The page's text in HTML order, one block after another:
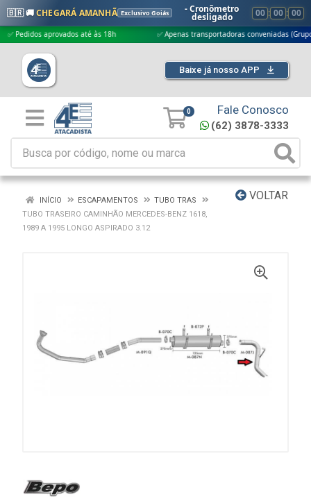
🇧🇷 🚚CHEGARÁ AMANHÃ Exclusivo Goiás - Cronômetro
desligado 00 : 00 : 00
aprovados até às 18h ✅ Apenas transportadoras conveniadas (Grupo G5)
Baixe já nosso APP
0 Fale Conosco
(62) 3878-3333
VOLTAR
INÍCIO ESCAPAMENTOS
TUBO TRAS
TUBO TRASEIRO CAMINHÃO MERCEDES-BENZ 1618,
1989 A 1995 LONGO ASPIRADO 3.12